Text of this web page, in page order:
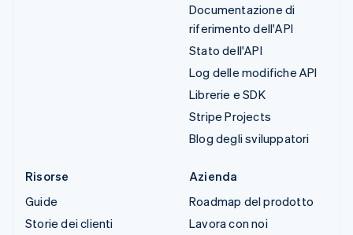
Documentazione di
riferimento dell'API
Stato dell'API
Log delle modifiche API
Librerie e SDK
Stripe Projects
Blog degli sviluppatori
Risorse
Guide
Storie dei clienti
Azienda
Roadmap del prodotto
Lavora con noi